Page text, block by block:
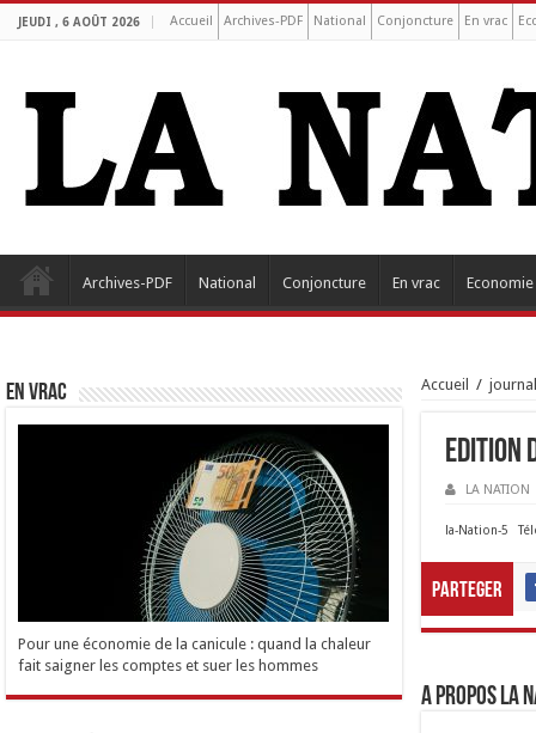
JEUDI , 6 AOÛT 2026 Accueil Archives-PDF National Conjoncture En vrac
Archives-PDF National Conjoncture En vrac Economie
Accueil /
Edition
LA NATION
la-Nation-5
Parteger
A propos LA
EN VRAC
Pour une économie de la canicule : quand la chaleur
fait saigner les comptes et suer les hommes